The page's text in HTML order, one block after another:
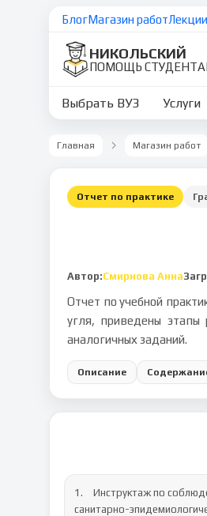
БлогМагазин работЛекции
НИКОЛЬСКИЙ
ПОМОЩЬ
Выбрать ВУЗ Услуги
Главная Магазин работ
Отчет по практике
Автор:Смирнова Анна
Отчет по учебной
угля, приведены
аналогичных заданий.
Описание
1.	Инструктаж по соблюдению правил противопожарной безопасности, правил охраны труда, техники безопасности,
санитарно-